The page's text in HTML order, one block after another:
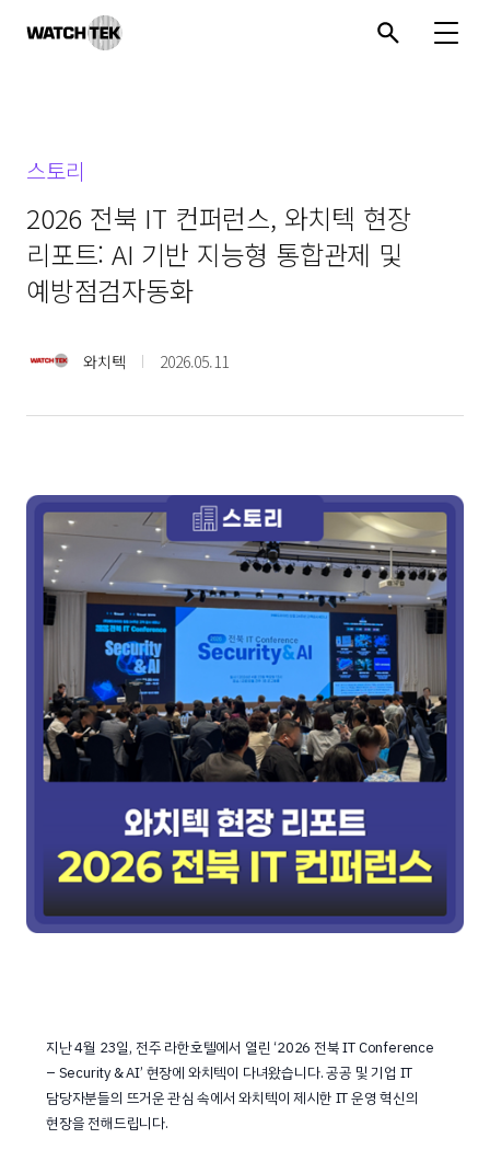
스토리
2026 전북 IT 컨퍼런스, 와치텍 현장
리포트: AI 기반 지능형 통합관제 및
예방점검자동화
와치텍 2026.05.11
지난 4월 23일, 전주 라한호텔에서 열린 ‘2026 전북 IT Conference
– Security & AI’ 현장에 와치텍이 다녀왔습니다. 공공 및 기업 IT
담당자분들의 뜨거운 관심 속에서 와치텍이 제시한 IT 운영 혁신의
현장을 전해드립니다.